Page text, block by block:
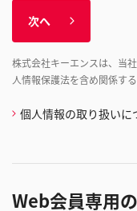
次へ
株式会社キーエンスは、当
人情報保護法を含め関係す
個人情報の取り扱いに
Web会員専用